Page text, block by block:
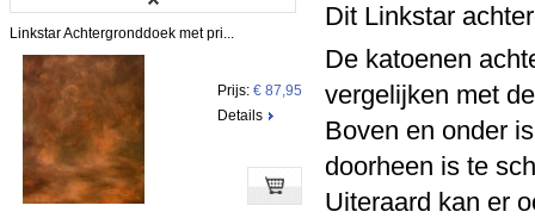
Linkstar Achtergronddoek met pri...
Prijs: € 87,95
Details
Dit Linkstar
De katoenen
vergelijken met
Boven en onder
doorheen is te
Uiteraard kan er